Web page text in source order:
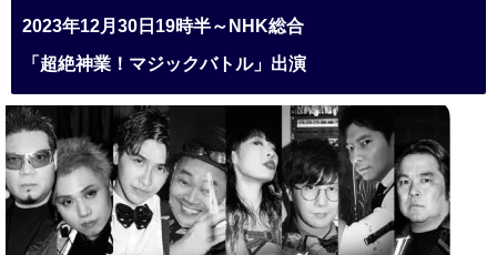
2023年12月30日19時半～NHK総合
「超絶神業！マジックバトル」出演